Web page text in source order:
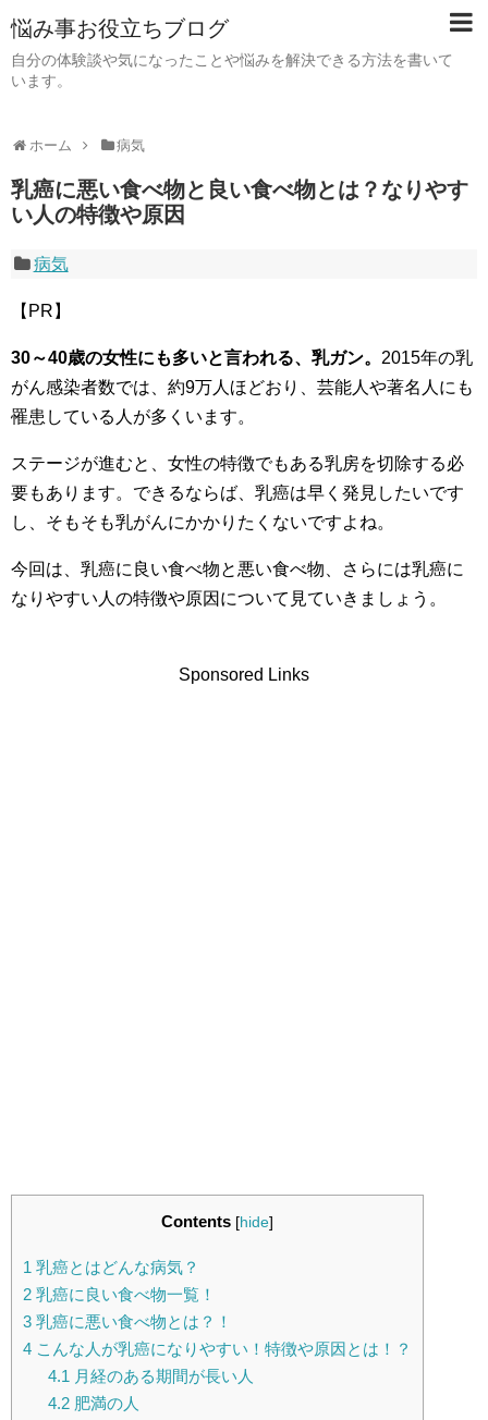
悩み事お役立ちブログ
自分の体験談や気になったことや悩みを解決できる方法を書いて
います。
ホーム 病気
乳癌に悪い食べ物と良い食べ物とは？なりやす
い人の特徴や原因
病気
【PR】
30～40歳の女性にも多いと言われる、乳ガン。 2015年の乳
がん感染者数では、約9万人ほどおり、芸能人や著名人にも
罹患している人が多くいます。
ステージが進むと、女性の特徴でもある乳房を切除する必
要もあります。できるならば、乳癌は早く発見したいです
し、そもそも乳がんにかかりたくないですよね。
今回は、乳癌に良い食べ物と悪い食べ物、さらには乳癌に
なりやすい人の特徴や原因について見ていきましょう。
Sponsored Links
Contents [hide]
1 乳癌とはどんな病気？
2 乳癌に良い食べ物一覧！
3 乳癌に悪い食べ物とは？！
4 こんな人が乳癌になりやすい！特徴や原因とは！？
4.1 月経のある期間が長い人
4.2肥満の人